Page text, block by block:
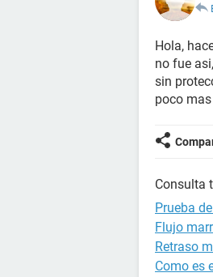
Hola,
no fue
sin
poco
Consulta
Prueba
Flujo
Retraso
Como es